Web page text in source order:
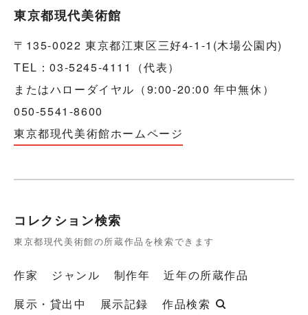
東京都現代美術館
〒135-0022 東京都江東区三好4-1-1(木場公園内)
TEL：03-5245-4111（代表）
またはハローダイヤル（9:00-20:00 年中無休）
050-5541-8600
東京都現代美術館ホームページ
コレクション検索
東京都現代美術館の所蔵作品を検索できます
作家 ジャンル 制作年
近年の所蔵作品
展示・貸出中
展示記録 作品検索